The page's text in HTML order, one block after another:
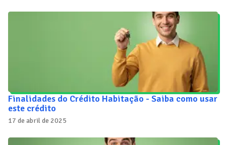
Finalidades do Crédito Habitação - Saiba como usar
este crédito
17 de abril de 2025